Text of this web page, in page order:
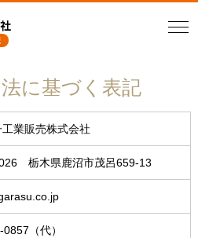
に基づく表記
工業販売株式会社
栃木県鹿沼市茂呂659-13
（代）